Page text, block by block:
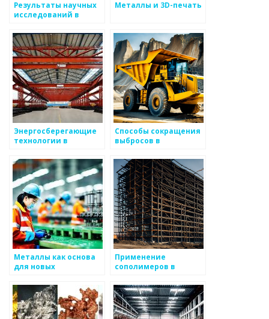
Результаты научных
исследований в
Металлы и 3D-печать
Энергосберегающие
технологии в
Способы сокращения
выбросов в
Металлы как основа
для новых
Применение
сополимеров в